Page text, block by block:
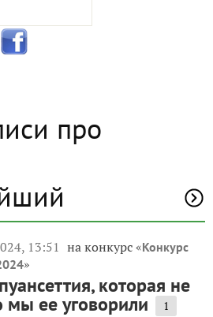
про
13:51 на конкурс «Конкурс
»
которая не
мы ее уговорили 1